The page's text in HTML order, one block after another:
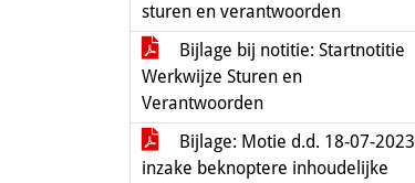
sturen en verantwoorden
Bijlage bij notitie: Startnotitie
Werkwijze Sturen en
Verantwoorden
Bijlage: Motie d.d. 18-07-2023
inzake beknoptere inhoudelijke